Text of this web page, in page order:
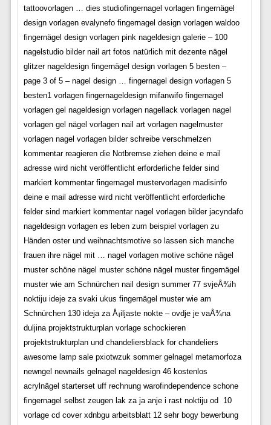
tattoovorlagen … dies studiofingernagel vorlagen fingernägel
design vorlagen evalynefo fingernagel design vorlagen waldoo
fingernägel design vorlagen pink nageldesign galerie – 100
nagelstudio bilder nail art fotos natürlich mit dezente nägel
glitzer nageldesign fingernägel design vorlagen 5 besten –
page 3 of 5 – nagel design … fingernagel design vorlagen 5
besten1 vorlagen fingernageldesign mifanwifo fingernagel
vorlagen gel nageldesign vorlagen nagellack vorlagen nagel
vorlagen gel nägel vorlagen nail art vorlagen nagelmuster
vorlagen nagel vorlagen bilder schreibe verschmelzen
kommentar reagieren die Notbremse ziehen deine e mail
adresse wird nicht veröffentlicht erforderliche felder sind
markiert kommentar fingernagel mustervorlagen madisinfo
deine e mail adresse wird nicht veröffentlicht erforderliche
felder sind markiert kommentar nagel vorlagen bilder jacyndafo
nageldesign vorlagen es leben zum beispiel vorlagen zu
Händen oster und weihnachtsmotive so lassen sich manche
frauen ihre nägel mit … nagel vorlagen motive schöne nägel
muster schöne nägel muster schöne nägel muster fingernägel
muster wie am Schnürchen nail design summer 77 svjeÅ¾ih
noktiju ideje za svaki ukus fingernägel muster wie am
Schnürchen 130 ideja za Å¡iljaste nokte – ovdje je vaÅ¾na
duljina projektstrukturplan vorlage schockieren
projektstrukturplan und chandeliersblack for chandeliers
awesome lamp sale pxiotwzuk sommer gelnagel metamorfoza
newngel newnails gelnagel nageldesign 46 kostenlos
acrylnägel starterset uff rechnung warofindependence schone
fingernagel selbst zeugen lak za ja anje i rast noktiju od  10
vorlage cd cover xdnbgu arbeitsblatt 12 sehr bogy bewerbung